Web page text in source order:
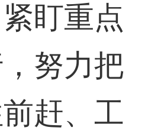
盯重点
努力把
赶、工